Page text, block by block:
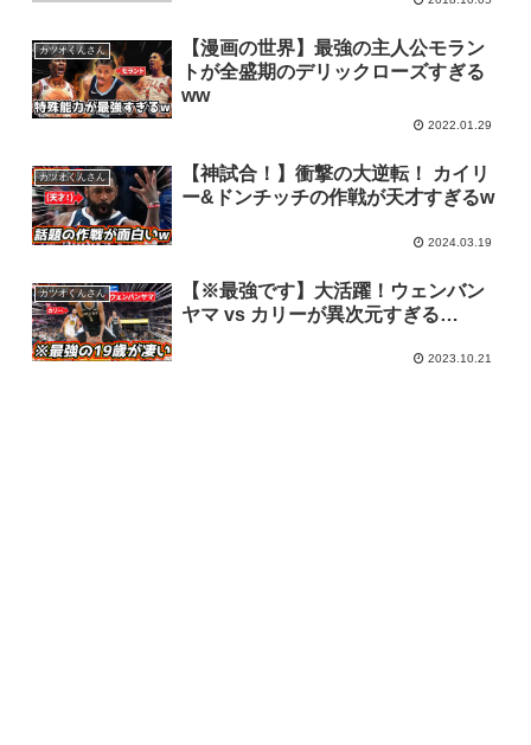
カツオくんさん
【漫画の世界】最強の主人公モラン
トが全盛期のデリックローズすぎる
ww
2022.01.29
カツオくんさん
【神試合！】衝撃の大逆転！ カイリ
ー&ドンチッチの作戦が天才すぎるw
2024.03.19
カツオくんさん
【※最強です】大活躍！ウェンバン
ヤマ vs カリーが異次元すぎる…
2023.10.21